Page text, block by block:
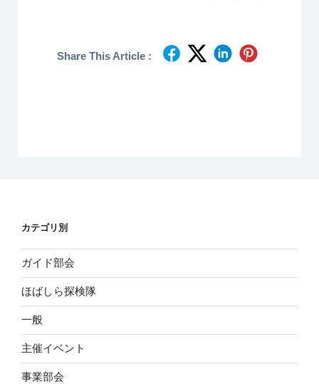
Share This Article :
カテゴリ別
ガイド部会
ほばしら探検隊
一般
主催イベント
事業部会